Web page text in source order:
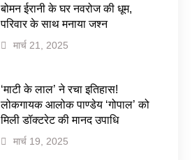
बोमन ईरानी के घर नवरोज की धूम,
परिवार के साथ मनाया जश्न
मार्च 21, 2025
‘माटी के लाल’ ने रचा इतिहास!
लोकगायक आलोक पाण्डेय ‘गोपाल’ को
मिली डॉक्टरेट की मानद उपाधि
मार्च 19, 2025